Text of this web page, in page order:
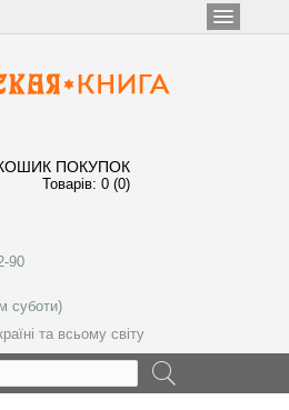
ПОКУПОК
Товарів: 0 (0)
90
суботи)
та всьому світу